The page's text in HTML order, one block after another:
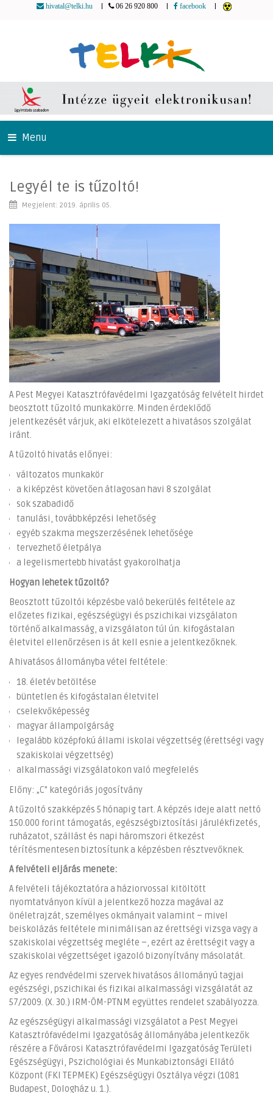
hivatal@telki.hu 06 26 920 800 facebook
Menu
Legyél te is tűzoltó!
Megjelent: 2019. április 05.
A Pest Megyei Katasztrófavédelmi Igazgatóság felvételt hirdet
beosztott tűzoltó munkakörre. Minden érdeklődő
jelentkezését várjuk, aki elkötelezett a hivatásos szolgálat
iránt.
A tűzoltó hivatás előnyei:
változatos munkakör
a kiképzést követően átlagosan havi 8 szolgálat
sok szabadidő
tanulási, továbbképzési lehetőség
egyéb szakma megszerzésének lehetősége
tervezhető életpálya
a legelismertebb hivatást gyakorolhatja
Hogyan lehetek tűzoltó?
Beosztott tűzoltói képzésbe való bekerülés feltétele az
előzetes fizikai, egészségügyi és pszichikai vizsgálaton
történő alkalmasság, a vizsgálaton túl ún. kifogástalan
életvitel ellenőrzésen is át kell esnie a jelentkezőknek.
A hivatásos állományba vétel feltétele:
18. életév betöltése
büntetlen és kifogástalan életvitel
cselekvőképesség
magyar állampolgárság
legalább középfokú állami iskolai végzettség (érettségi vagy
szakiskolai végzettség)
alkalmassági vizsgálatokon való megfelelés
Előny: „C” kategóriás jogosítvány
A tűzoltó szakképzés 5 hónapig tart. A képzés ideje alatt nettó
150.000 forint támogatás, egészségbiztosítási járulékfizetés,
ruházatot, szállást és napi háromszori étkezést
térítésmentesen biztosítunk a képzésben résztvevőknek.
A felvételi eljárás menete:
A felvételi tájékoztatóra a háziorvossal kitöltött
nyomtatványon kívül a jelentkező hozza magával az
önéletrajzát, személyes okmányait valamint – mivel
beiskolázás feltétele minimálisan az érettségi vizsga vagy a
szakiskolai végzettség megléte –, ezért az érettségit vagy a
szakiskolai végzettséget igazoló bizonyítvány másolatát.
Az egyes rendvédelmi szervek hivatásos állományú tagjai
egészségi, pszichikai és fizikai alkalmassági vizsgálatát az
57/2009. (X. 30.) IRM-ÖM-PTNM együttes rendelet szabályozza.
Az egészségügyi alkalmassági vizsgálatot a Pest Megyei
Katasztrófavédelmi Igazgatóság állományába jelentkezők
részére a Fővárosi Katasztrófavédelmi Igazgatóság Területi
Egészségügyi, Pszichológiai és Munkabiztonsági Ellátó
Központ (FKI TEPMEK) Egészségügyi Osztálya végzi (1081
Budapest, Dologház u. 1.).